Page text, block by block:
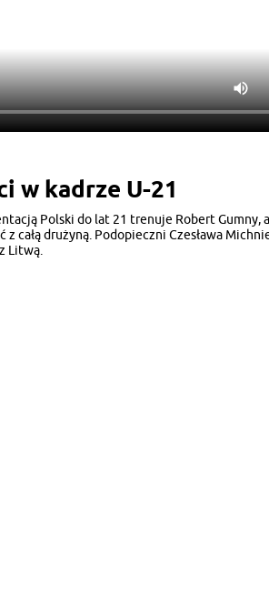
w kadrze U-21
Polski do lat 21 trenuje Robert Gumny,
całą drużyną. Podopieczni Czesława
Litwą.